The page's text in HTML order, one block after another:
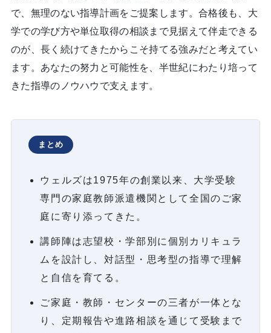
で、無理のない指導計画をご提案します。合格後も、大
学での学び方や単位取得の相談まで見据えて伴走できる
のが、長く続けてきたからこそ持てる強みだと考えてい
ます。あなたの努力と可能性を、半世紀にわたり培って
きた指導のノウハウで支えます。
まとめ
ウェルズは1975年の創業以来、大学受験
専門の家庭教師派遣機関として全国のご家
庭に寄り添ってきた。
講師陣は志望校・学部別に個別カリキュラ
ムを設計し、対話型・思考型の指導で理解
と自信を育てる。
ご家庭・教師・センターの三者が一体とな
り、定期報告や進路相談を通じて受験まで